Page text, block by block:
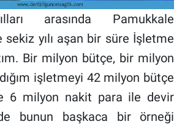
arasında Pamukkale
sekiz yılı aşan bir süre İşletme
Bir milyon bütçe, bir milyon
işletmeyi 42 milyon bütçe
6 milyon nakit para ile devir
bunun başkaca bir örneği